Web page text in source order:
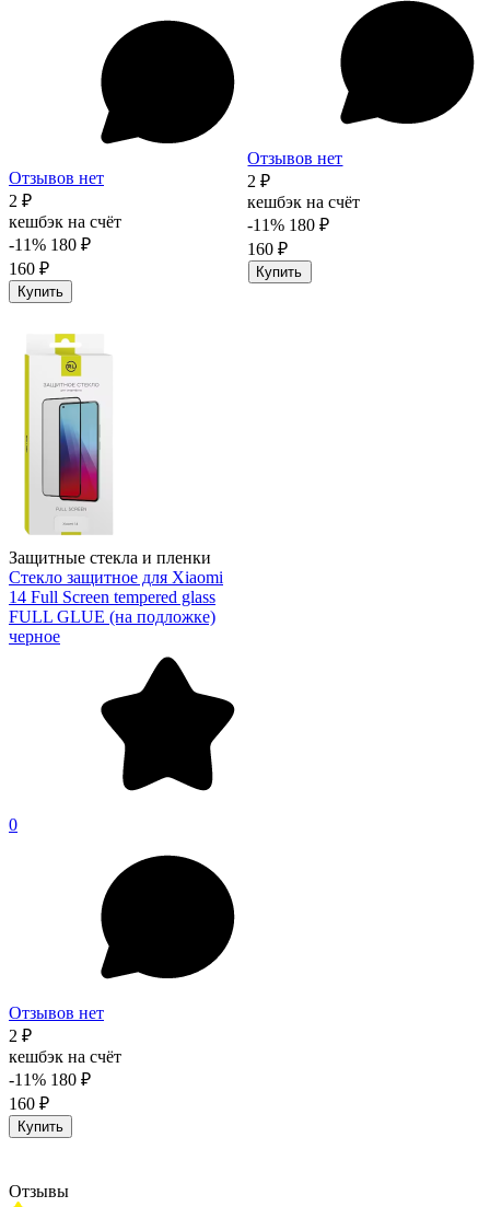
Отзывов нет
2 ₽
кешбэк на счёт
-11% 180 ₽
160 ₽
Купить
Отзывов нет
2 ₽
кешбэк на счёт
-11% 180 ₽
160 ₽
Купить
Защитные стекла и пленки
Стекло защитное для Xiaomi
14 Full Screen tempered glass
FULL GLUE (на подложке)
черное
0
Отзывов нет
2 ₽
кешбэк на счёт
-11% 180 ₽
160 ₽
Купить
Отзывы